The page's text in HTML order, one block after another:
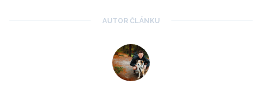
AUTOR ČLÁNKU